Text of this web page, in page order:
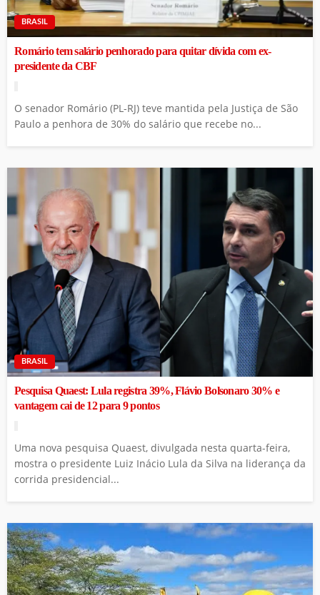
BRASIL
Romário tem salário penhorado para quitar dívida com ex-
presidente da CBF
O senador Romário (PL-RJ) teve mantida pela Justiça de São
Paulo a penhora de 30% do salário que recebe no...
BRASIL
Pesquisa Quaest: Lula registra 39%, Flávio Bolsonaro 30% e
vantagem cai de 12 para 9 pontos
Uma nova pesquisa Quaest, divulgada nesta quarta-feira,
mostra o presidente Luiz Inácio Lula da Silva na liderança da
corrida presidencial...